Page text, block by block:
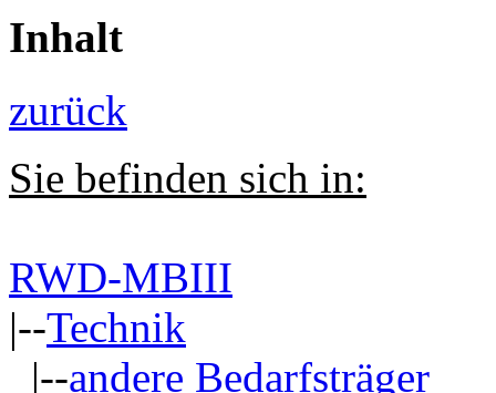
Inhalt
zurück
Sie befinden sich in:
RWD-MBIII
|--Technik
|--andere Bedarfsträger